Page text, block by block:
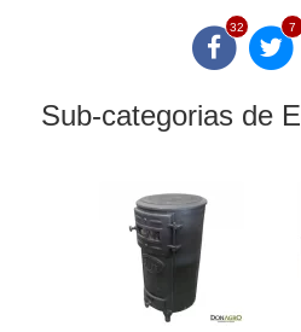
32 7
Sub-categorias de